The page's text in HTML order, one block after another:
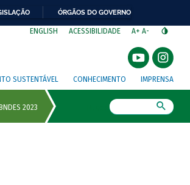
ÓRGÃOS DO GOVERNO
ENGLISH ACESSIBILIDADE A+ A-
SUSTENTÁVEL CONHECIMENTO IMPRENSA